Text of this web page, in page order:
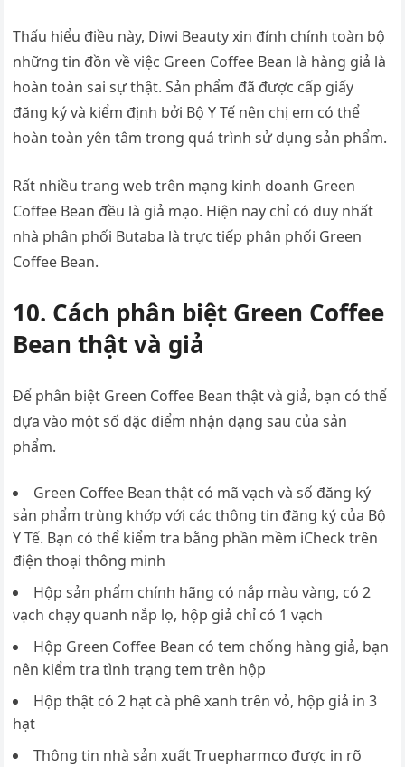
Thấu hiểu điều này, Diwi Beauty xin đính chính toàn bộ
những tin đồn về việc Green Coffee Bean là hàng giả là
hoàn toàn sai sự thật. Sản phẩm đã được cấp giấy
đăng ký và kiểm định bởi Bộ Y Tế nên chị em có thể
hoàn toàn yên tâm trong quá trình sử dụng sản phẩm.
Rất nhiều trang web trên mạng kinh doanh Green
Coffee Bean đều là giả mạo. Hiện nay chỉ có duy nhất
nhà phân phối Butaba là trực tiếp phân phối Green
Coffee Bean.
10. Cách phân biệt Green Coffee
Bean thật và giả
Để phân biệt Green Coffee Bean thật và giả, bạn có thể
dựa vào một số đặc điểm nhận dạng sau của sản
phẩm.
Green Coffee Bean thật có mã vạch và số đăng ký
sản phẩm trùng khớp với các thông tin đăng ký của Bộ
Y Tế. Bạn có thể kiểm tra bằng phần mềm iCheck trên
điện thoại thông minh
Hộp sản phẩm chính hãng có nắp màu vàng, có 2
vạch chạy quanh nắp lọ, hộp giả chỉ có 1 vạch
Hộp Green Coffee Bean có tem chống hàng giả, bạn
nên kiểm tra tình trạng tem trên hộp
Hộp thật có 2 hạt cà phê xanh trên vỏ, hộp giả in 3
hạt
Thông tin nhà sản xuất Truepharmco được in rõ